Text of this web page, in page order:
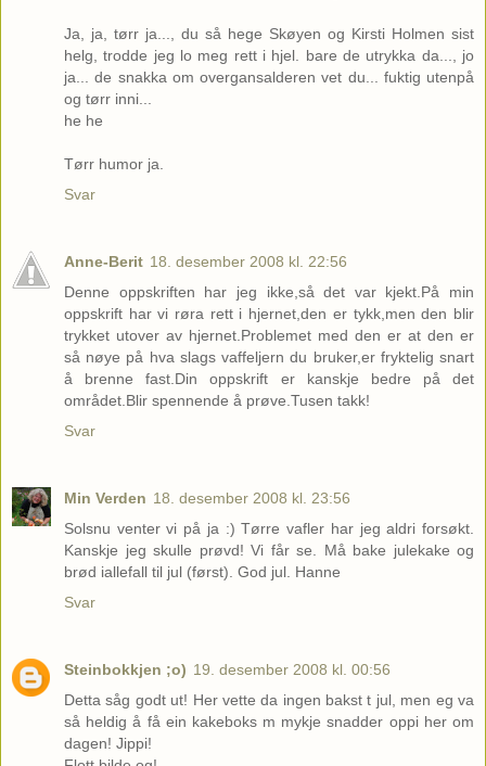
Ja, ja, tørr ja..., du så hege Skøyen og Kirsti Holmen sist
helg, trodde jeg lo meg rett i hjel. bare de utrykka da..., jo
ja... de snakka om overgansalderen vet du... fuktig utenpå
og tørr inni...
he he
Tørr humor ja.
Svar
Anne-Berit 18. desember 2008 kl. 22:56
Denne oppskriften har jeg ikke,så det var kjekt.På min
oppskrift har vi røra rett i hjernet,den er tykk,men den blir
trykket utover av hjernet.Problemet med den er at den er
så nøye på hva slags vaffeljern du bruker,er fryktelig snart
å brenne fast.Din oppskrift er kanskje bedre på det
området.Blir spennende å prøve.Tusen takk!
Svar
Min Verden 18. desember 2008 kl. 23:56
Solsnu venter vi på ja :) Tørre vafler har jeg aldri forsøkt.
Kanskje jeg skulle prøvd! Vi får se. Må bake julekake og
brød iallefall til jul (først). God jul. Hanne
Svar
Steinbokkjen ;o) 19. desember 2008 kl. 00:56
Detta såg godt ut! Her vette da ingen bakst t jul, men eg va
så heldig å få ein kakeboks m mykje snadder oppi her om
dagen! Jippi!